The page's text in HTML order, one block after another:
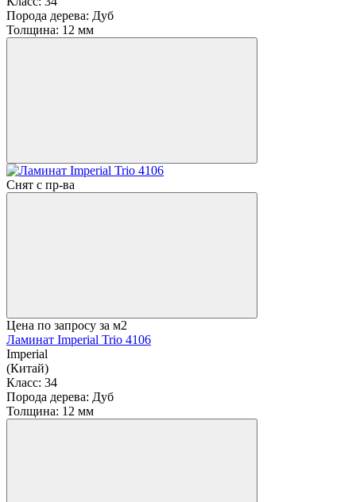
Порода дерева: Дуб
Толщина: 12 мм
Снят с пр-ва
Цена по запросу за м2
Ламинат Imperial Trio 4106
Imperial
(Китай)
Класс: 34
Порода дерева: Дуб
Толщина: 12 мм